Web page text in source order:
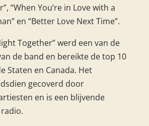
“When You’re in Love with a
en “Better Love Next Time”.
Together” werd een van de
de band en bereikte de top 10
Staten en Canada. Het
gecoverd door
en is een blijvende